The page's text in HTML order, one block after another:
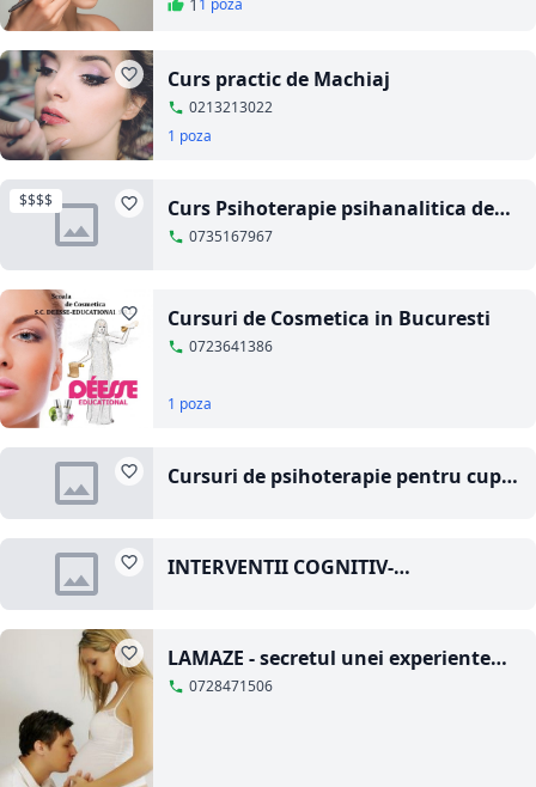
1 1 poza
Curs practic de Machiaj
0213213022
1 poza
$$$$
Curs Psihoterapie psihanalitica de
cuplu, familie si grup
0735167967
Cursuri de Cosmetica in Bucuresti
0723641386
1 poza
Cursuri de psihoterapie pentru cuplu
INTERVENTII COGNITIV-
LAMAZE - secretul unei experiente
frumoase la nastere
0728471506